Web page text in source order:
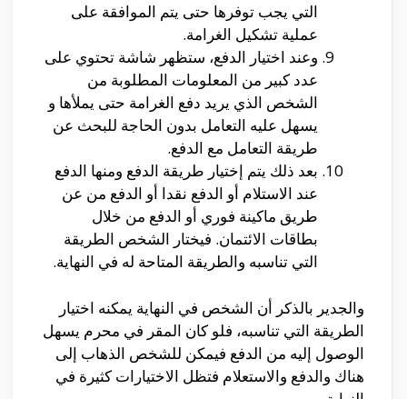
التي يجب توفرها حتى يتم الموافقة على
عملية تشكيل الغرامة.
وعند اختيار الدفع، ستظهر شاشة تحتوي على
عدد كبير من المعلومات المطلوبة من
الشخص الذي يريد دفع الغرامة حتى يملأها و
يسهل عليه التعامل بدون الحاجة للبحث عن
طريقة التعامل مع الدفع.
بعد ذلك يتم إختيار طريقة الدفع ومنها الدفع
عند الاستلام أو الدفع نقدا أو الدفع من عن
طريق ماكينة فوري أو الدفع من خلال
بطاقات الائتمان. فيختار الشخص الطريقة
التي تناسبه والطريقة المتاحة له في النهاية.
والجدير بالذكر أن الشخص في النهاية يمكنه اختيار
الطريقة التي تناسبه، فلو كان المقر في محرم يسهل
الوصول إليه من الدفع فيمكن للشخص الذهاب إلى
هناك والدفع والاستعلام فتظل الاختيارات كثيرة في